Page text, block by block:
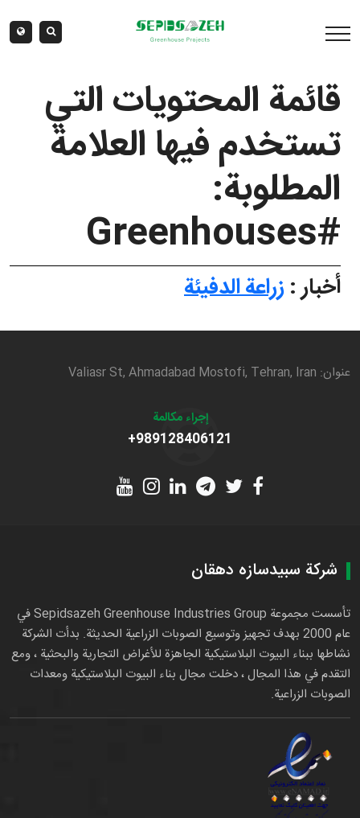
قائمة المحتويات التي
تستخدم فيها العلامة
المطلوبة:
#Greenhouses
أخبار :زراعة الدفيئة
عنوان: Valiasr St, Ahmadabad Mostofi, Tehran, Iran
إجراء مكالمة
+989128406121
شركة سبيدسازه دهقان
تأسست مجموعة Sepidsazeh Greenhouse Industries Group في
عام 2000 بهدف تجهيز وتوسيع الصوبات الزراعية الحديثة. بدأت الشركة
نشاطها ببناء البيوت البلاستيكية الجاهزة للأغراض التجارية والبحثية ، ومع
التقدم في هذا المجال ، دخلت مجال بناء البيوت البلاستيكية ومعدات
الصوبات الزراعية.